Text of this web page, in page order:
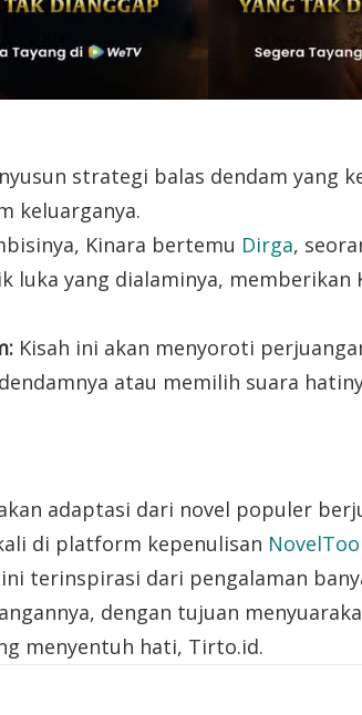
strategi balas dendam yang
keluarganya.
Kinara bertemu Dirga,
luka yang dialaminya, memberikan
Kisah ini akan menyoroti
atau memilih suara
adaptasi dari novel populer
di platform kepenulisan
terinspirasi dari pengalaman
dengan tujuan
menyentuh hati, Tirto.id.